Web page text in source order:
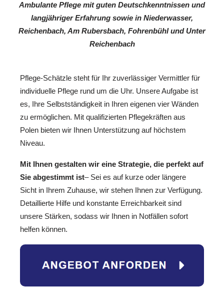
Ambulante Pflege mit guten Deutschkenntnissen und
langjähriger Erfahrung sowie in Niederwasser,
Reichenbach, Am Rubersbach, Fohrenbühl und Unter
Reichenbach
Pflege-Schätzle steht für Ihr zuverlässiger Vermittler für
individuelle Pflege rund um die Uhr. Unsere Aufgabe ist
es, Ihre Selbstständigkeit in Ihren eigenen vier Wänden
zu ermöglichen. Mit qualifizierten Pflegekräften aus
Polen bieten wir Ihnen Unterstützung auf höchstem
Niveau.
Mit Ihnen gestalten wir eine Strategie, die perfekt auf
Sie abgestimmt ist– Sei es auf kurze oder längere
Sicht in Ihrem Zuhause, wir stehen Ihnen zur Verfügung.
Detaillierte Hilfe und konstante Erreichbarkeit sind
unsere Stärken, sodass wir Ihnen in Notfällen sofort
helfen können.